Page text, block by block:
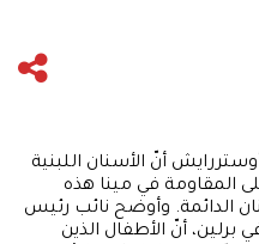
أنّ الأسنان اللبنية
المقاومة في مينا هذه
الدائمة. وأوضح نائب رئيس
برلين، أنّ الأطفال الذين